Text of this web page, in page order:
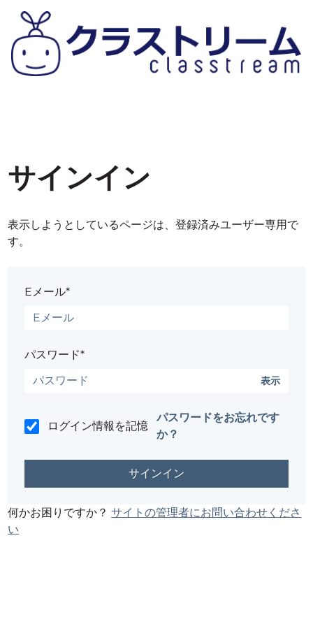
サインイン
表示しようとしているページは、登録済みユーザー専用で
す。
Eメール*
パスワード*
表示
ログイン情報を記憶
パスワードをお忘れです
か？
何かお困りですか？サイトの管理者にお問い合わせくださ
い